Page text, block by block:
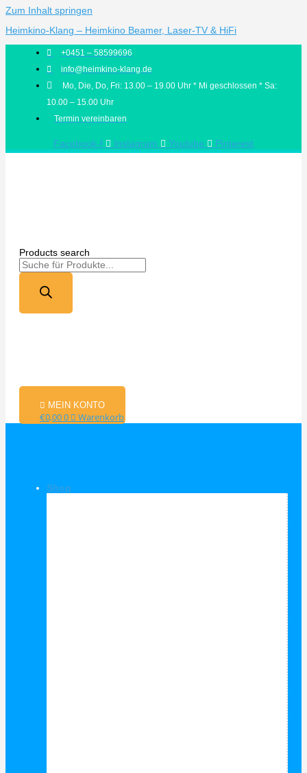
Zum Inhalt springen
Heimkino-Klang – Heimkino Beamer, Laser-TV & HiFi
+0451 – 58599696
info@heimkino-klang.de
Mo, Die, Do, Fri: 13.00 – 19.00 Uhr * Mi geschlossen * Sa:
10.00 – 15.00 Uhr
Termin vereinbaren
Facebook-f Instagram Youtube Pinterest
Products search
MEIN KONTO
€0,000 Warenkorb
Shop